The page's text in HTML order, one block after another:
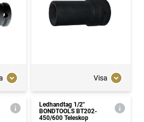
Visa
Ledhandtag 1/2"
BONDTOOLS BT202-
450/600 Teleskop